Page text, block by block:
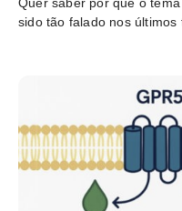
sido tão falado nos